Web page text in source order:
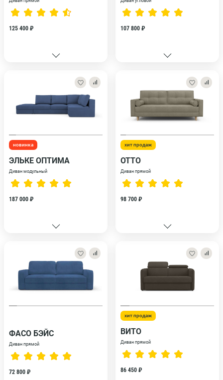
125 400 ₽ 107 800 ₽
новинка
ЭЛЬКЕ ОПТИМА
Диван модульный
187 000 ₽
хит продаж
ОТТО
Диван прямой
98 700 ₽
ФАСО БЭЙС
Диван прямой
72 800 ₽
хит продаж
ВИТО
Диван прямой
86 450 ₽